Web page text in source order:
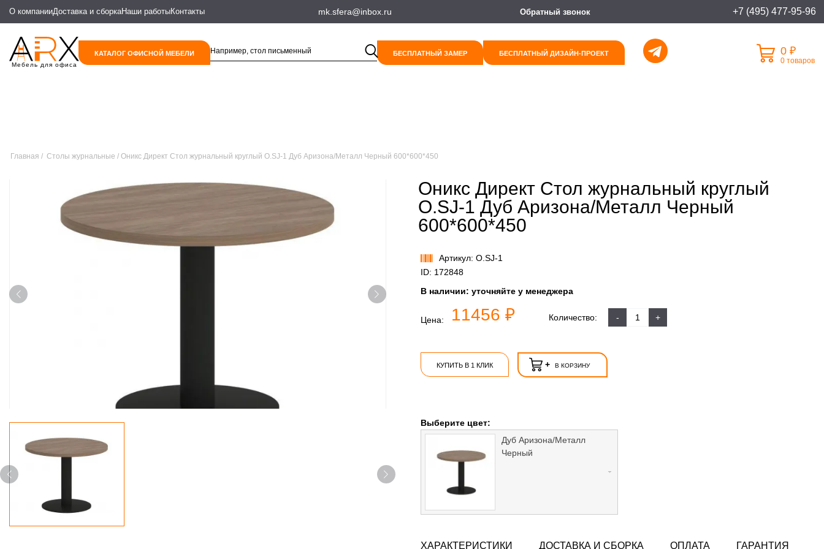
О компанииДоставка и сборкаНаши работыКонтакты mk.sfera@inbox.ru Обратный звонок +7 (495) 477-95-96
Мебель для офиса
КАТАЛОГ ОФИСНОЙ МЕБЕЛИ БЕСПЛАТНЫЙ ЗАМЕР БЕСПЛАТНЫЙ ДИЗАЙН-ПРОЕКТ 0 ₽
0 товаров
Главная Столы журнальные Оникс Директ Стол журнальный круглый O.SJ-1 Дуб Аризона/Металл Черный 600*600*450
Оникс Директ Стол журнальный круглый
O.SJ-1 Дуб Аризона/Металл Черный
600*600*450
Артикул: O.SJ-1
ID: 172848
В наличии:уточняйте у менеджера
Цена: 11456 ₽ Количество: - +
КУПИТЬ В 1 КЛИК + В КОРЗИНУ
Выберите цвет:
Дуб Аризона/Металл
Черный
ХАРАКТЕРИСТИКИ ДОСТАВКА И СБОРКА ОПЛАТА ГАРАНТИЯ